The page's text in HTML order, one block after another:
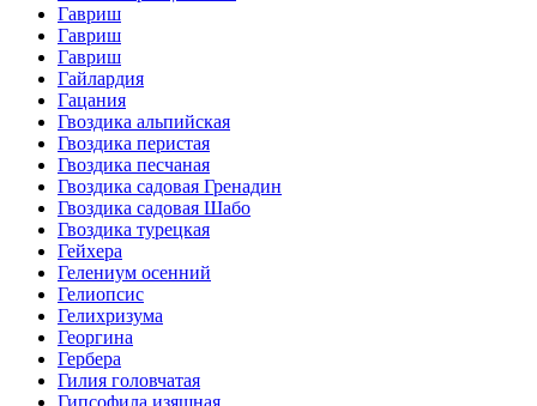
Гавриш
Гавриш
Гавриш
Гайлардия
Гацания
Гвоздика альпийская
Гвоздика перистая
Гвоздика песчаная
Гвоздика садовая Гренадин
Гвоздика садовая Шабо
Гвоздика турецкая
Гейхера
Гелениум осенний
Гелиопсис
Гелихризума
Георгина
Гербера
Гилия головчатая
Гипсофила изящная